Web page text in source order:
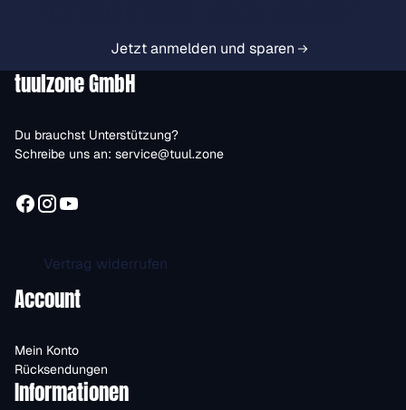
Jetzt anmelden und sparen
tuulzone GmbH
Du brauchst Unterstützung?
Schreibe uns an: service@tuul.zone
Vertrag widerrufen
Account
Mein Konto
Rücksendungen
Informationen